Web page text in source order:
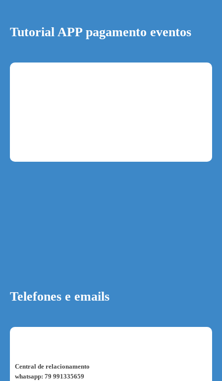
Tutorial APP pagamento eventos
Telefones e emails
Central de relacionamento
whatsapp: 79 991335659